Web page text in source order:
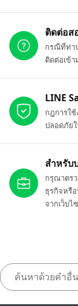
ติดต่อส
กรณีที่ท่า
ติดต่อเข้
LINE
กฎการใช้
ปลอดภัย
สำหรับ
กรุณาตร
ธุรกิจหรื
จากเว็บไ